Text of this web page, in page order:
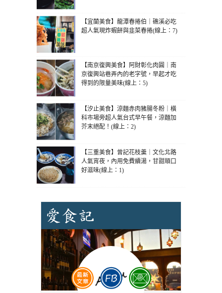
【宜蘭美食】龍潭春捲伯｜礁溪必吃
超人氣現炸蝦餅與韭菜春捲(線上：7)
【南京復興美食】阿財彰化肉圓｜南
京復興站巷弄內的老字號，早起才吃
得到的限量美味(線上：5)
【汐止美食】涼麵赤肉豬腸冬粉｜橫
科市場旁超人氣台式早午餐，涼麵加
芥末絕配！(線上：2)
【三重美食】曾記花枝羹｜文化北路
人氣宵夜，內用免費續湯，甘甜順口
好滋味(線上：1)